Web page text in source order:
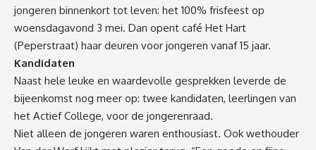
jongeren binnenkort tot leven: het 100% frisfeest op
woensdagavond 3 mei. Dan opent café Het Hart
(Peperstraat) haar deuren voor jongeren vanaf 15 jaar.
Kandidaten
Naast hele leuke en waardevolle gesprekken leverde de
bijeenkomst nog meer op: twee kandidaten, leerlingen van
het Actief College, voor de jongerenraad.
Niet alleen de jongeren waren enthousiast. Ook wethouder